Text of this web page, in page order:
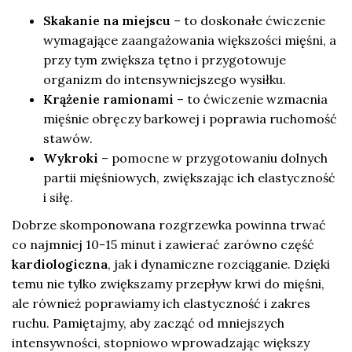
Skakanie na miejscu – to doskonałe ćwiczenie
wymagające zaangażowania większości mięśni, a
przy tym zwiększa tętno i przygotowuje
organizm do intensywniejszego wysiłku.
Krążenie ramionami – to ćwiczenie wzmacnia
mięśnie obręczy barkowej i poprawia ruchomość
stawów.
Wykroki – pomocne w przygotowaniu dolnych
partii mięśniowych, zwiększając ich elastyczność
i siłę.
Dobrze skomponowana rozgrzewka powinna trwać
co najmniej 10-15 minut i zawierać zarówno część
kardiologiczna, jak i dynamiczne rozciąganie. Dzięki
temu nie tylko zwiększamy przepływ krwi do mięśni,
ale również poprawiamy ich elastyczność i zakres
ruchu. Pamiętajmy, aby zacząć od mniejszych
intensywności, stopniowo wprowadzając większy